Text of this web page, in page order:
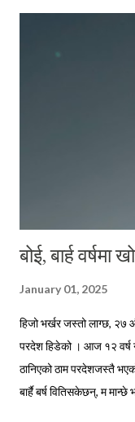
रहेछन् । आफूलाई भेट्न
बोई, बार्ह वर्षमा
January 01, 2025
हिजो भर्खर जस्तो लाग्छ, २७
परदेश हिडेको । आज १२ वर्ष
ठानिएको ठाम परदेशजस्तै
बार्है बर्ष वितिसकेछन्, म